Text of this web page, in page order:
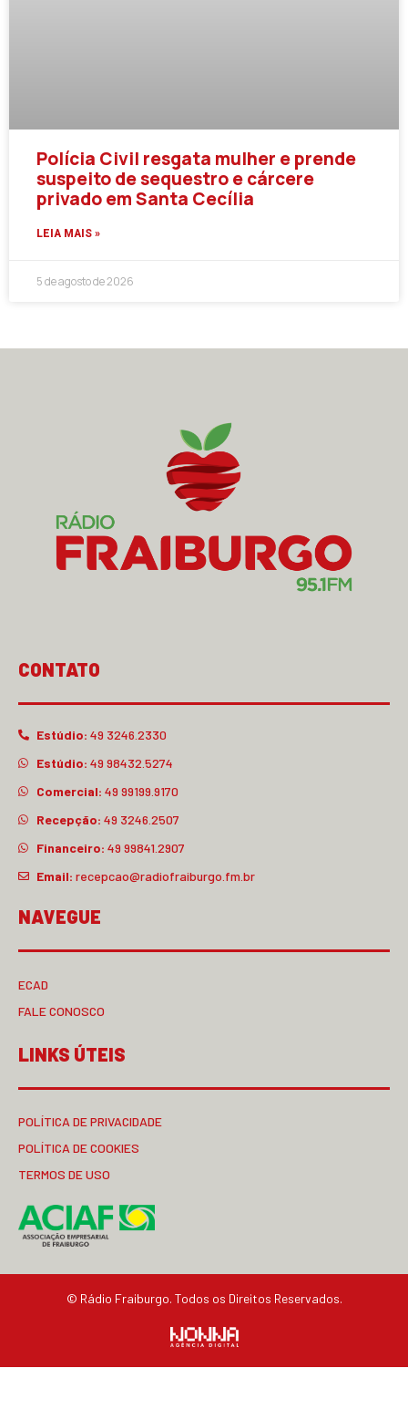
Polícia Civil resgata mulher e prende
suspeito de sequestro e cárcere
privado em Santa Cecília
LEIA MAIS »
5 de agosto de 2026
CONTATO
Estúdio: 49 3246.2330
Estúdio: 49 98432.5274
Comercial: 49 99199.9170
Recepção: 49 3246.2507
Financeiro: 49 99841.2907
Email: recepcao@radiofraiburgo.fm.br
NAVEGUE
ECAD
FALE CONOSCO
LINKS ÚTEIS
POLÍTICA DE PRIVACIDADE
POLÍTICA DE COOKIES
TERMOS DE USO
© Rádio Fraiburgo. Todos os Direitos Reservados.